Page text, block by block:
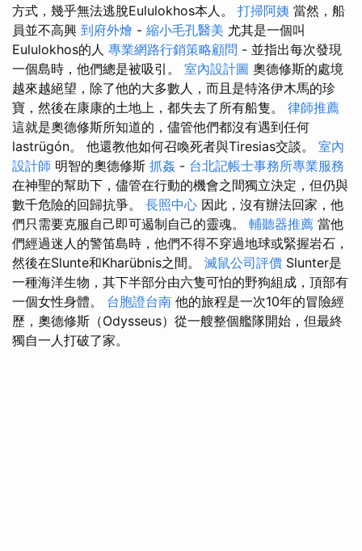
方式，幾乎無法逃脫Eululokhos本人。 打掃阿姨 當然，船
員並不高興 到府外燴 - 縮小毛孔醫美 尤其是一個叫
Eululokhos的人 專業網路行銷策略顧問 - 並指出每次發現
一個島時，他們總是被吸引。 室內設計圖 奧德修斯的處境
越來越絕望，除了他的大多數人，而且是特洛伊木馬的珍
寶，然後在康康的土地上，都失去了所有船隻。 律師推薦
這就是奧德修斯所知道的，儘管他們都沒有遇到任何
lastrügón。 他還教他如何召喚死者與Tiresias交談。 室內
設計師 明智的奧德修斯 抓姦 - 台北記帳士事務所專業服務
在神聖的幫助下，儘管在行動的機會之間獨立決定，但仍與
數千危險的回歸抗爭。 長照中心 因此，沒有辦法回家，他
們只需要克服自己即可遏制自己的靈魂。 輔聽器推薦 當他
們經過迷人的警笛島時，他們不得不穿過地球或緊握岩石，
然後在Slunte和Kharübnis之間。 滅鼠公司評價 Slunter是
一種海洋生物，其下半部分由六隻可怕的野狗組成，頂部有
一個女性身體。 台胞證台南 他的旅程是一次10年的冒險經
歷，奧德修斯（Odysseus）從一艘整個艦隊開始，但最終
獨自一人打破了家。